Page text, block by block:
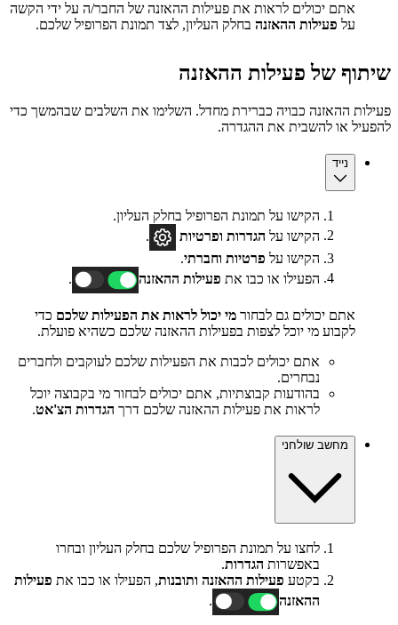
אתם יכולים לראות את פעילות ההאזנה של החבר/ה על ידי הקשה
על פעילות ההאזנה בחלק העליון, לצד תמונת הפרופיל שלכם.
שיתוף של פעילות ההאזנה
פעילות ההאזנה כבויה כברירת מחדל. השלימו את השלבים שבהמשך כדי
להפעיל או להשבית את ההגדרה.
נייד
הקישו על תמונת הפרופיל בחלק העליון.
הקישו על הגדרות ופרטיות
הקישו על פרטיות וחברתי.
הפעילו או כבו את פעילות ההאזנה
אתם יכולים גם לבחור מי יכול לראות את הפעילות שלכם כדי
לקבוע מי יוכל לצפות בפעילות ההאזנה שלכם כשהיא פועלת.
אתם יכולים לכבות את הפעילות שלכם לעוקבים ולחברים
נבחרים.
בהודעות קבוצתיות, אתם יכולים לבחור מי בקבוצה יוכל
לראות את פעילות ההאזנה שלכם דרך הגדרות הצ'אט.
מחשב שולחני
לחצו על תמונת הפרופיל שלכם בחלק העליון ובחרו
באפשרות הגדרות.
בקטע פעילות ההאזנה ותובנות, הפעילו או כבו את פעילות
ההאזנה
.